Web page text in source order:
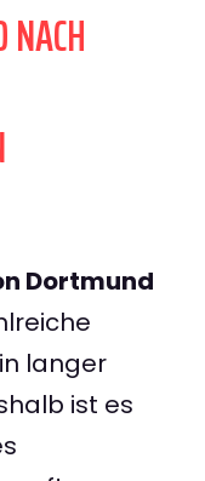
Dortmund
langer
ist es